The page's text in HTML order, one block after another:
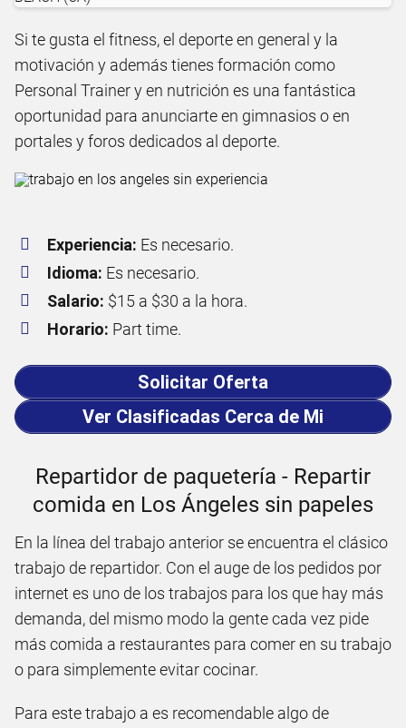
Si te gusta el fitness, el deporte en general y la
motivación y además tienes formación como
Personal Trainer y en nutrición es una fantástica
oportunidad para anunciarte en gimnasios o en
portales y foros dedicados al deporte.
Experiencia: Es necesario.
Idioma: Es necesario.
Salario: $15 a $30 a la hora.
Horario: Part time.
Solicitar Oferta
Ver Clasificadas Cerca de Mi
Repartidor de paquetería - Repartir
comida en Los Ángeles sin papeles
En la línea del trabajo anterior se encuentra el clásico
trabajo de repartidor. Con el auge de los pedidos por
internet es uno de los trabajos para los que hay más
demanda, del mismo modo la gente cada vez pide
más comida a restaurantes para comer en su trabajo
o para simplemente evitar cocinar.
Para este trabajo a es recomendable algo de